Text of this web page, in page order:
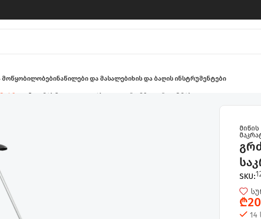
მოწყობილობებინაწილები და მასალებიხის და ბაღის ინსტრუმენტები
SKU:
₾
14